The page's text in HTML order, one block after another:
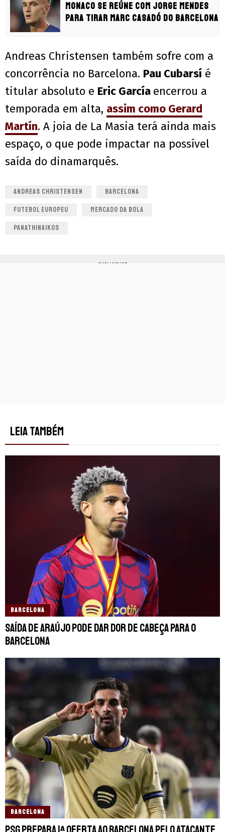
Monaco se reúne com Jorge Mendes
para tirar Marc Casadó do Barcelona
Andreas Christensen também sofre com a
concorrência no Barcelona. Pau Cubarsí é
titular absoluto e Eric García encerrou a
temporada em alta, assim como Gerard
Martín. A joia de La Masia terá ainda mais
espaço, o que pode impactar na possível
saída do dinamarquês.
ANDREAS CHRISTENSEN BARCELONA
FUTEBOL EUROPEU MERCADO DA BOLA
PANATHINAIKOS
PUBLICIDADE
LEIA TAMBÉM
BARCELONA
Saída de Araújo pode dar dor de cabeça para o
Barcelona
BARCELONA